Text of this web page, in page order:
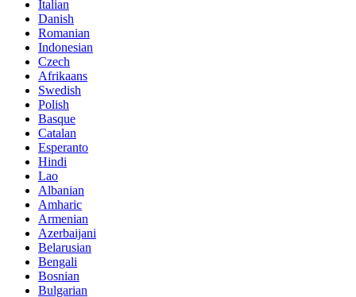
Italian
Danish
Romanian
Indonesian
Czech
Afrikaans
Swedish
Polish
Basque
Catalan
Esperanto
Hindi
Lao
Albanian
Amharic
Armenian
Azerbaijani
Belarusian
Bengali
Bosnian
Bulgarian